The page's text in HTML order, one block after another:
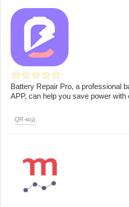
Battery Repair Pro, a professional
APP, can help you save power with
QR-код